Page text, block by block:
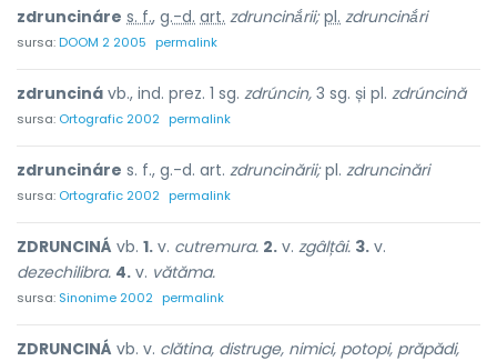
zdruncináre s. f., g.-d. art. zdruncinắrii; pl. zdruncinắri
sursa:DOOM 2 2005 permalink
zdrunciná vb., ind. prez. 1 sg. zdrúncin, 3 sg. și pl. zdrúncină
sursa: Ortografic 2002 permalink
zdruncináre s. f., g.-d. art. zdruncinării;pl. zdruncinări
sursa: Ortografic 2002 permalink
ZDRUNCINÁ vb. 1. v. cutremura. 2. v. zgâlțâi. 3. v.
dezechilibra. 4. v. vătăma.
sursa: Sinonime 2002 permalink
ZDRUNCINÁ vb. v. clătina, distruge, nimici, potopi, prăpădi,